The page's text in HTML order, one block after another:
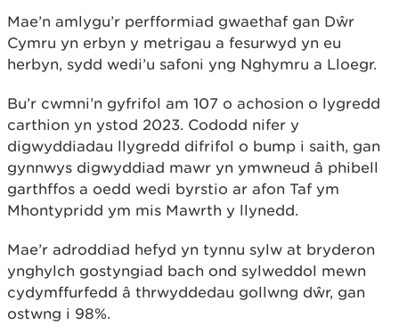
Mae’n amlygu’r perfformiad gwaethaf gan Dŵr
Cymru yn erbyn y metrigau a fesurwyd yn eu
herbyn, sydd wedi’u safoni yng Nghymru a Lloegr.
Bu’r cwmni’n gyfrifol am 107 o achosion o lygredd
carthion yn ystod 2023. Cododd nifer y
digwyddiadau llygredd difrifol o bump i saith, gan
gynnwys digwyddiad mawr yn ymwneud â phibell
garthffos a oedd wedi byrstio ar afon Taf ym
Mhontypridd ym mis Mawrth y llynedd.
Mae’r adroddiad hefyd yn tynnu sylw at bryderon
ynghylch gostyngiad bach ond sylweddol mewn
cydymffurfedd â thrwyddedau gollwng dŵr, gan
ostwng i 98%.